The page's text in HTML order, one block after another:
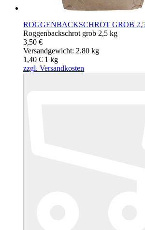
ROGGENBACKSCHROT GROB
Roggenbackschrot grob 2,5 kg
3,50 €
Versandgewicht: 2.80 kg
1,40 € 1 kg
zzgl. Versandkosten